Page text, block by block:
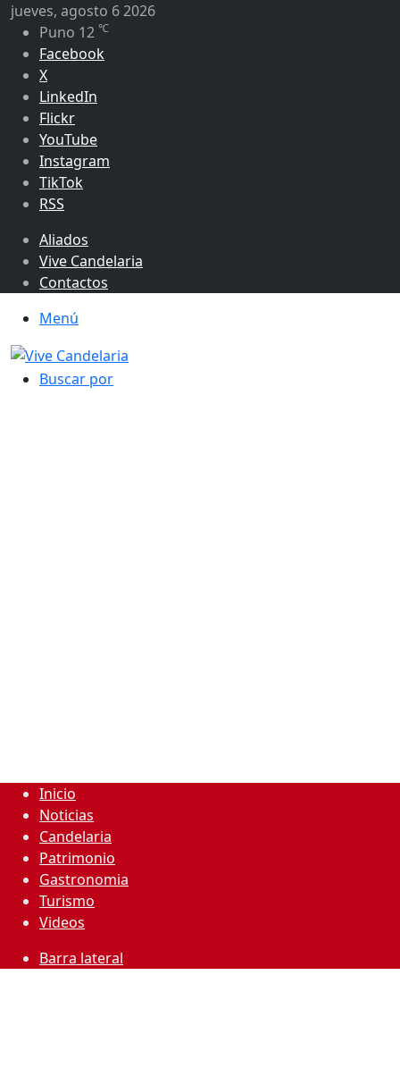
jueves, agosto 6 2026
Puno 12 ℃
Facebook
X
LinkedIn
Flickr
YouTube
Instagram
TikTok
RSS
Aliados
Vive Candelaria
Contactos
Menú
Buscar por
Inicio
Noticias
Candelaria
Patrimonio
Gastronomia
Turismo
Videos
Barra lateral